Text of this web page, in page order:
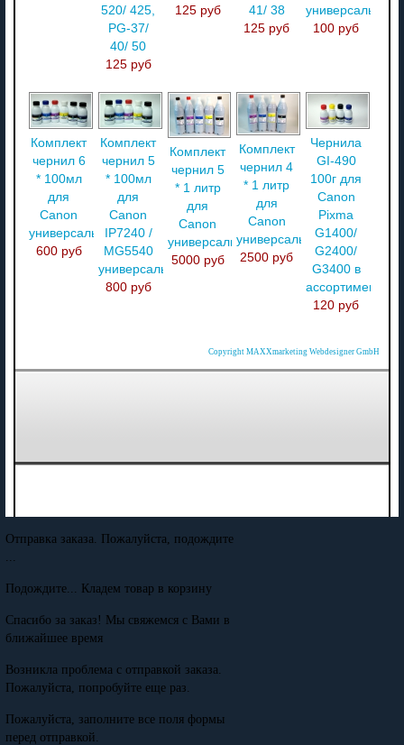
520/ 425,
PG-37/
40/ 50
125 руб
125 руб
41/ 38
125 руб
универсальные
100 руб
Комплект
чернил 6
* 100мл
для
Canon
универсальные
600 руб
Комплект
чернил 5
* 100мл
для
Canon
IP7240 /
MG5540
универсальные
800 руб
Комплект
чернил 5
* 1 литр
для
Canon
универсальные
5000 руб
Комплект
чернил 4
* 1 литр
для
Canon
универсальные
2500 руб
Чернила
GI-490
100г для
Canon
Pixma
G1400/
G2400/
G3400 в
ассортименте
120 руб
Copyright MAXXmarketing Webdesigner GmbH
Отправка заказа. Пожалуйста, подождите
...
Подождите... Кладем товар в корзину
Спасибо за заказ! Мы свяжемся с Вами в
ближайшее время
Возникла проблема с отправкой заказа.
Пожалуйста, попробуйте еще раз.
Пожалуйста, заполните все поля формы
перед отправкой.